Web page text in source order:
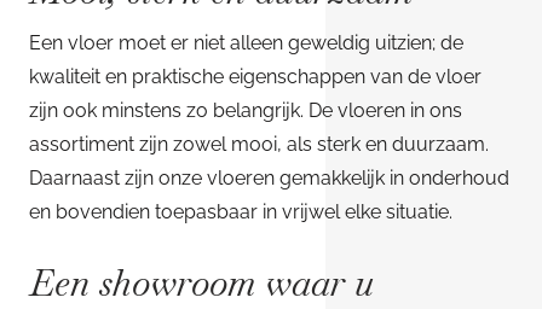
Een vloer moet er niet alleen geweldig uitzien; de
kwaliteit en praktische eigenschappen van de vloer
zijn ook minstens zo belangrijk. De vloeren in ons
assortiment zijn zowel mooi, als sterk en duurzaam.
Daarnaast zijn onze vloeren gemakkelijk in onderhoud
en bovendien toepasbaar in vrijwel elke situatie.
Een showroom waar u